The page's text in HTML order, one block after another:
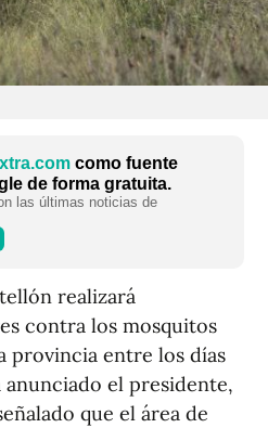
como fuente
de forma gratuita.
las últimas noticias de
realizará
contra los mosquitos
provincia entre los días
anunciado el presidente,
que el área de